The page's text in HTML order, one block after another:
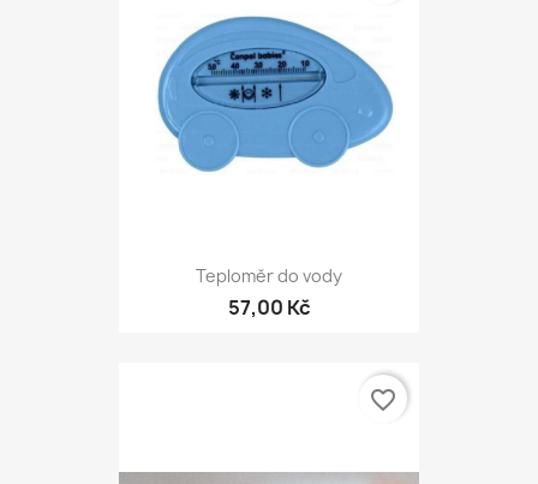
Teploměr do vody
57,00 Kč
favorite_border